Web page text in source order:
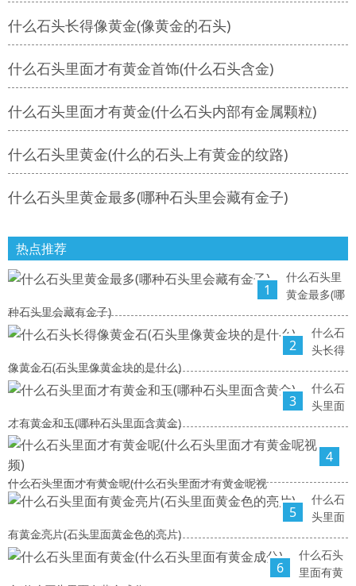
什么石头长得像黄金(像黄金的石头)
什么石头里面才有黄金首饰(什么石头含金)
什么石头里面才有黄金(什么石头内部有金属颗粒)
什么石头里黄金(什么的石头上有黄金的纹路)
什么石头里黄金最多(哪种石头里会藏有金子)
热点推荐
1
什么石头里
黄金最多(哪
种石头里会藏有金子)
2
什么石
头长得
像黄金石(石头里像黄金块的是什么)
3
什么石
头里面
才有黄金和玉(哪种石头里面含黄金)
4
什么石头里面才有黄金呢(什么石头里面才有黄金呢视
5
什么石
头里面
有黄金亮片(石头里面黄金色的亮片)
6
什么石头
里面有黄